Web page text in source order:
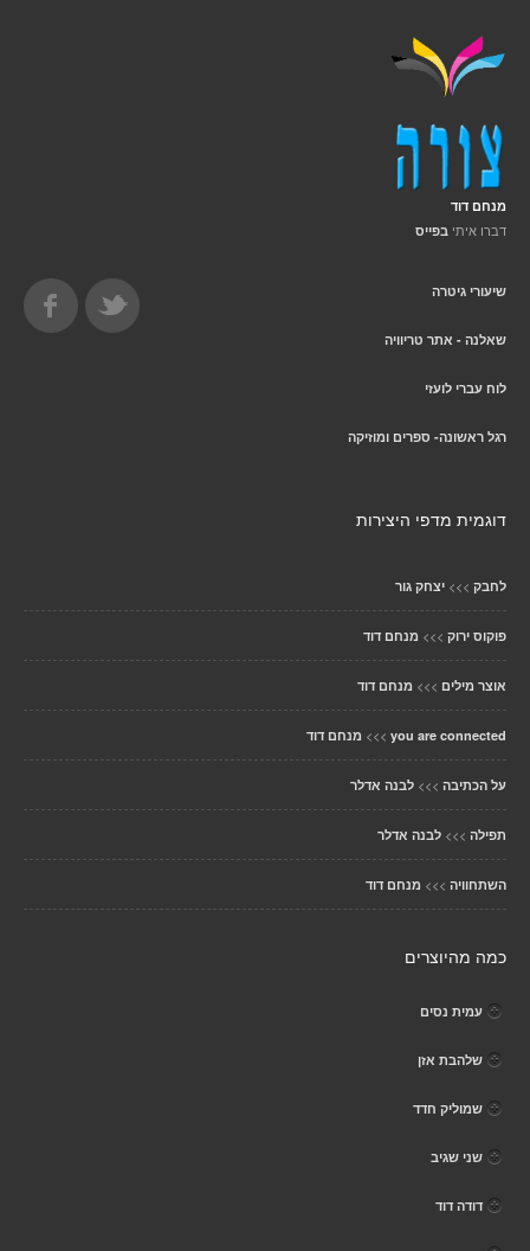
מנחם דוד
דברו איתי בפייס
שיעורי גיטרה
שאלנה - אתר טריוויה
לוח עברי לועזי
רגל ראשונה- ספרים ומוזיקה
דוגמית מדפי היצירות
לחבק >>> יצחק גור
פוקוס ירוק >>> מנחם דוד
אוצר מילים >>> מנחם דוד
you are connected
>>> מנחם דוד
על הכתיבה >>> לבנה אדלר
תפילה >>> לבנה אדלר
השתחוויה >>> מנחם דוד
כמה מהיוצרים
עמית נסים
שלהבת אזן
שמוליק חדד
שני שגיב
דודה דוד